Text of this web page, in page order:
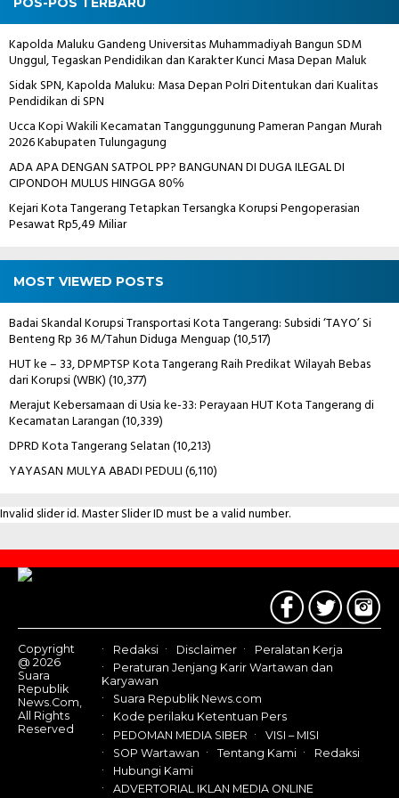
Kapolda Maluku Gandeng Universitas Muhammadiyah Bangun SDM
Unggul, Tegaskan Pendidikan dan Karakter Kunci Masa Depan Maluk
Sidak SPN, Kapolda Maluku: Masa Depan Polri Ditentukan dari Kualitas
Pendidikan di SPN
Ucca Kopi Wakili Kecamatan Tanggunggunung Pameran Pangan Murah
2026 Kabupaten Tulungagung
ADA APA DENGAN SATPOL PP? BANGUNAN DI DUGA ILEGAL DI
CIPONDOH MULUS HINGGA 80℅
Kejari Kota Tangerang Tetapkan Tersangka Korupsi Pengoperasian
Pesawat Rp5,49 Miliar
MOST VIEWED POSTS
Badai Skandal Korupsi Transportasi Kota Tangerang: Subsidi ‘TAYO’ Si
Benteng Rp 36 M/Tahun Diduga Menguap(10,517)
HUT ke – 33, DPMPTSP Kota Tangerang Raih Predikat Wilayah Bebas
dari Korupsi (WBK)(10,377)
Merajut Kebersamaan di Usia ke-33: Perayaan HUT Kota Tangerang di
Kecamatan Larangan(10,339)
DPRD Kota Tangerang Selatan(10,213)
YAYASAN MULYA ABADI PEDULI(6,110)
Invalid slider id. Master Slider ID must be a valid number.
Contact
Us
Copyright
@ 2026
Suara
Republik
News.Com,
All Rights
Reserved
Redaksi Disclaimer
Peralatan Kerja
Peraturan Jenjang Karir Wartawan dan
Karyawan
Suara Republik News.com
Kode perilaku Ketentuan Pers
PEDOMAN MEDIA SIBER
VISI – MISI
SOP Wartawan
Tentang Kami
Redaksi
Hubungi Kami
ADVERTORIAL IKLAN MEDIA ONLINE